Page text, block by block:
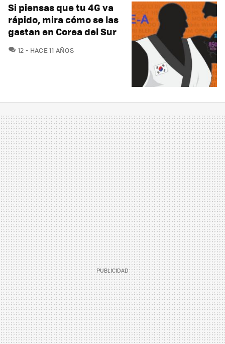
Si piensas que tu 4G va
rápido, mira cómo se las
gastan en Corea del Sur
12 COMENTARIOS
HACE 11 AÑOS